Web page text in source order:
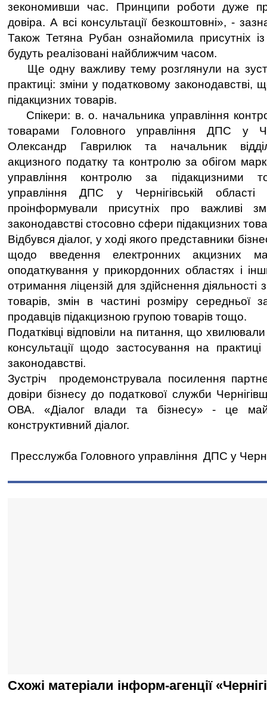
зекономивши час. Принципи роботи дуже
довіра. А всі консультації безкоштовні», -
Також Тетяна Рубан ознайомила присутніх
будуть реалізовані найближчим часом.
Ще одну важливу тему розглянули на
практиці: зміни у податковому законодавстві,
підакцизних товарів.
Спікери: в. о. начальника управління
товарами Головного управління ДПС у
Олександр Гаврилюк та начальник
акцизного податку та контролю за обігом
управління контролю за підакцизними
управління ДПС у Чернігівській області
проінформували присутніх про важливі
законодавстві стосовно сфери підакцизних
Відбувся діалог, у ході якого представники
щодо введення електронних акцизних
оподаткування у прикордонних областях і
отримання ліцензій для здійснення діяльності
товарів, змін в частині розміру середньої
продавців підакцизною групою товарів тощо.
Податківці відповіли на питання, що
консультації щодо застосування на
законодавстві.
Зустріч продемонструвала посилення
довіри бізнесу до податкової служби
ОВА. «Діалог влади та бізнесу» - це
конструктивний діалог.
Пресслужба Головного управління ДПС у
Схожі матеріали інформ-агенції